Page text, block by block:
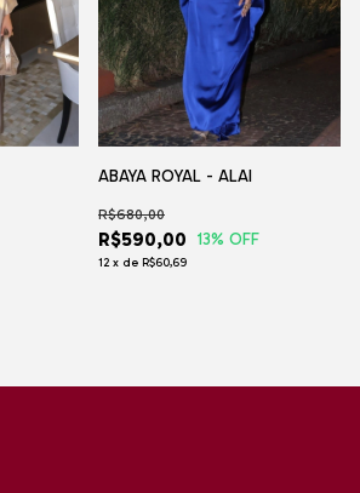
ABAYA ROYAL - ALAI
R$590,00
R$680,00
13% OFF
12 x de R$60,69